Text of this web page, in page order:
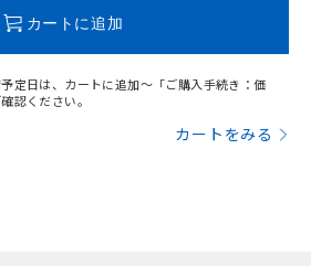
カートに追加
定日は、カートに追加～「ご購入手続き：価
認ください。
カートをみる